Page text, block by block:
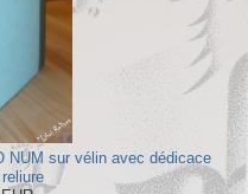
NUM sur vélin avec dédicace